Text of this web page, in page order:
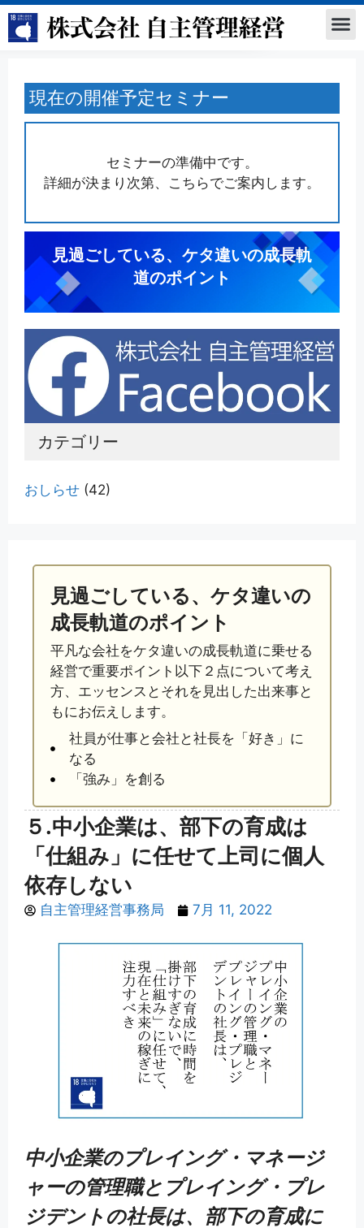
現在の開催予定セミナー
セミナーの準備中です。
詳細が決まり次第、こちらでご案内します。
見過ごしている、ケタ違いの成長軌
道のポイント
カテゴリー
おしらせ (42)
見過ごしている、ケタ違いの
成長軌道のポイント
平凡な会社をケタ違いの成長軌道に乗せる
経営で重要ポイント以下２点について考え
方、エッセンスとそれを見出した出来事と
もにお伝えします。
社員が仕事と会社と社長を「好き」に
なる
「強み」を創る
５.中小企業は、部下の育成は
「仕組み」に任せて上司に個人
依存しない
自主管理経営事務局 7月 11, 2022
中小企業のプレイング・マネージ
ャーの管理職とプレイング・プレ
ジデントの社長は、部下の育成に